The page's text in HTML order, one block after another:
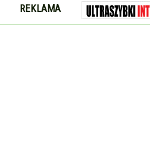
REKLAMA